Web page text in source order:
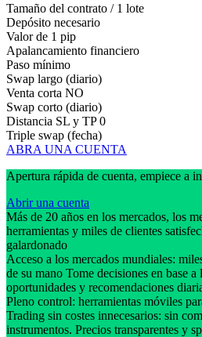
Tamaño del contrato / 1 lote
Depósito necesario
Valor de 1 pip
Apalancamiento financiero
Paso mínimo
Swap largo (diario)
Venta corta NO
Swap corto (diario)
Distancia SL y TP 0
Triple swap (fecha)
ABRA UNA CUENTA
Apertura rápida de cuenta, empiece a
Abrir una cuenta
Más de 20 años en los mercados, los
herramientas y miles de clientes
galardonado
Acceso a los mercados mundiales:
de su mano Tome decisiones en base a
oportunidades y recomendaciones
Pleno control: herramientas móviles
Trading sin costes innecesarios: sin
instrumentos. Precios transparentes y